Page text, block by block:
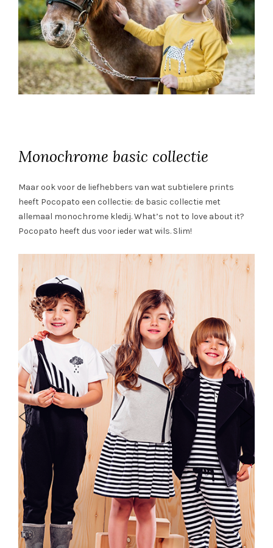
Monochrome basic collectie
Maar ook voor de liefhebbers van wat subtielere prints
heeft Pocopato een collectie: de basic collectie met
allemaal monochrome kledij. What’s not to love about it?
Pocopato heeft dus voor ieder wat wils. Slim!